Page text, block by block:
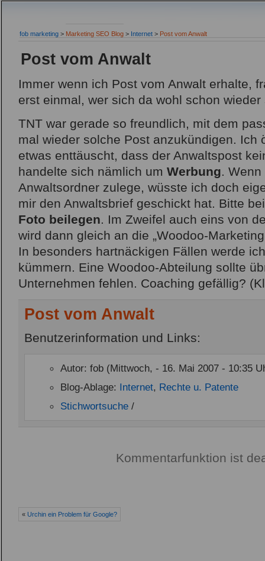
fob marketing > Marketing SEO Blog > Internet > Post vom Anwalt
Post vom Anwalt
Immer wenn ich Post vom Anwalt erhalte,
erst einmal, wer sich da wohl schon
TNT war gerade so freundlich, mit dem
mal wieder solche Post anzukündigen. Ich
etwas enttäuscht, dass der Anwaltspost
handelte sich nämlich um Werbung.
Anwaltsordner zulege, wüsste ich doch
mir den Anwaltsbrief geschickt hat. Bitte
Foto beilegen. Im Zweifel auch eins von
wird dann gleich an die „Woodoo-
In besonders hartnäckigen Fällen werde
kümmern. Eine Woodoo-Abteilung sollte
Unternehmen fehlen. Coaching gefällig?
Post vom Anwalt
Benutzerinformation und Links:
Autor: fob (Mittwoch, - 16. Mai 2007 - 10:35
Blog-Ablage: Internet, Rechte u. Patente
Stichwortsuche /
Kommentarfunktion ist
« Urchin ein Problem für Google?